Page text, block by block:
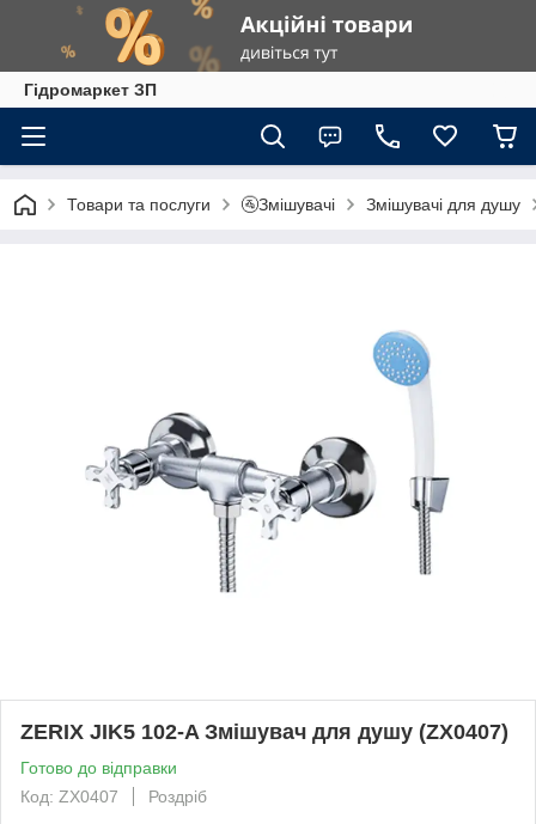
Гiдромаркет ЗП
Товари та послуги 🚰Змішувачі Змішувачі для душу
ZERIX JIK5 102-A Змішувач для душу (ZX0407)
Готово до відправки
Код: ZX0407
Роздріб